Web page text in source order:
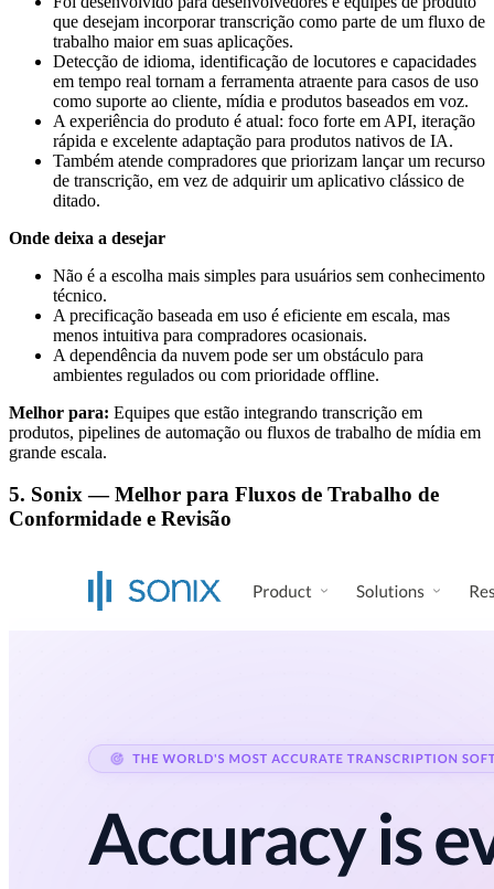
que desejam incorporar transcrição como parte de um fluxo de
trabalho maior em suas aplicações.
Detecção de idioma, identificação de locutores e capacidades
em tempo real tornam a ferramenta atraente para casos de uso
como suporte ao cliente, mídia e produtos baseados em voz.
A experiência do produto é atual: foco forte em API, iteração
rápida e excelente adaptação para produtos nativos de IA.
Também atende compradores que priorizam lançar um recurso
de transcrição, em vez de adquirir um aplicativo clássico de
ditado.
Onde deixa a desejar
Não é a escolha mais simples para usuários sem conhecimento
técnico.
A precificação baseada em uso é eficiente em escala, mas
menos intuitiva para compradores ocasionais.
A dependência da nuvem pode ser um obstáculo para
ambientes regulados ou com prioridade offline.
Melhor para: Equipes que estão integrando transcrição em
produtos, pipelines de automação ou fluxos de trabalho de mídia em
grande escala.
5. Sonix — Melhor para Fluxos de Trabalho de
Conformidade e Revisão